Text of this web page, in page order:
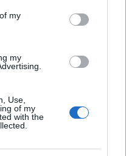
my
my
Use,
of my
with the
Η αντίδραση
σε